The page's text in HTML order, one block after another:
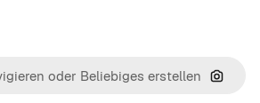
Nach